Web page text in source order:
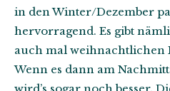
in den Winter/Dezember
hervorragend. Es gibt
auch mal weihnachtlichen
Wenn es dann am